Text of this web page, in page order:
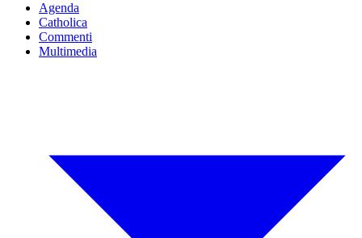
Agenda
Catholica
Commenti
Multimedia